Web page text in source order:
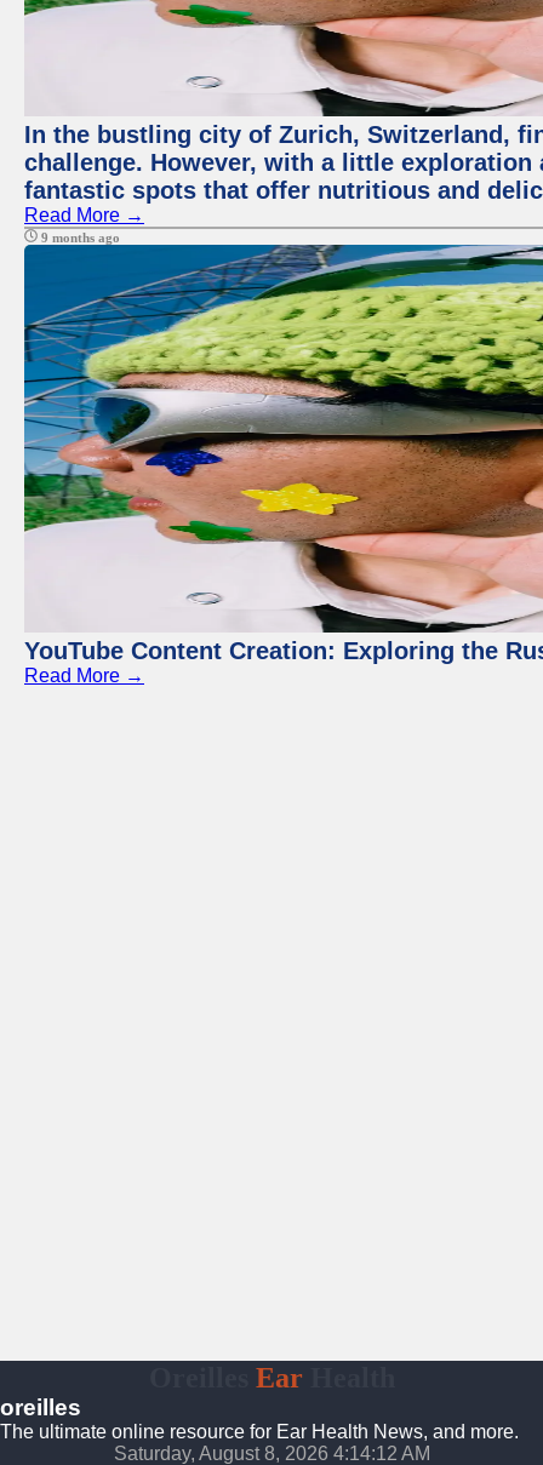
In the bustling city of Zurich, Switzerland,
challenge. However, with a little
fantastic spots that offer nutritious and
Read More →
9 months ago
YouTube Content Creation: Exploring the
Read More →
Ear
oreilles
The ultimate online resource for Ear Health News, and more.
Saturday, August 8, 2026 4:14:13 AM